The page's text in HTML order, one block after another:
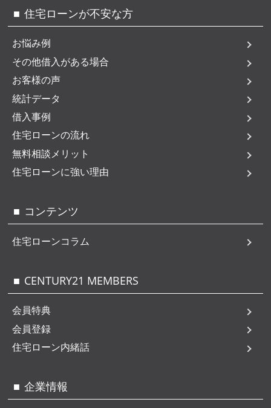
住宅ローンが不安な方
お悩み例
その他借入がある場合
お客様の声
統計データ
借入事例
住宅ローンの流れ
無料相談メリット
住宅ローンに強い理由
コンテンツ
住宅ローンコラム
CENTURY21 MEMBERS
会員特典
会員登録
住宅ローン内緒話
企業情報